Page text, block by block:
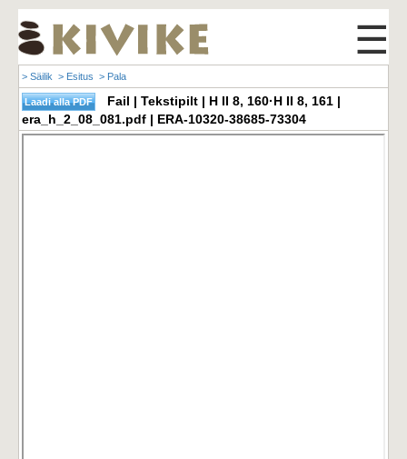
☰
> Säilik > Esitus > Pala
Fail | Tekstipilt | H II 8, 160·H II 8, 161 |
era_h_2_08_081.pdf | ERA-10320-38685-73304